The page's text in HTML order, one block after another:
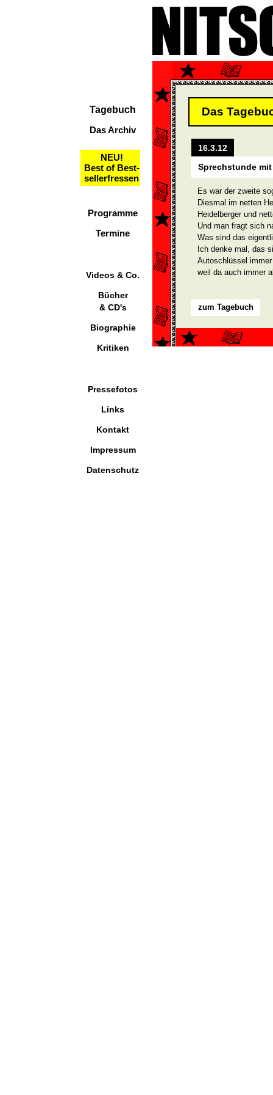
Tagebuch
Das Archiv
NEU!
Best of Best-
sellerfressen
Programme
Termine
Videos & Co.
Bücher
& CD's
Biographie
Kritiken
Pressefotos
Links
Kontakt
Impressum
Datenschutz
Das
16.3.12
Sprechstunde mit
Es war der zweite
Diesmal im netten
Heidelberger und
Und man fragt sich
Was sind das
Ich denke mal, das
Autoschlüssel
weil da auch immer
zum Tagebuch